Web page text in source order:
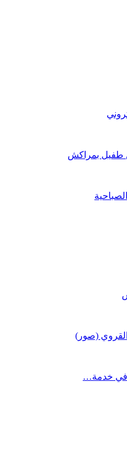
طفيل بمراكش
القروي (صور)
في خدمة…